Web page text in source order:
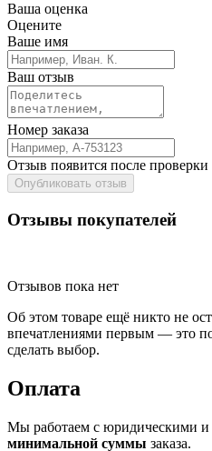
Ваша оценка
Оцените
Ваше имя
Ваш отзыв
Номер заказа
Отзыв появится после
Опубликовать отзыв
Отзывы покупателей
Отзывов пока нет
Об этом товаре ещё никто не
впечатлениями первым — это
сделать выбор.
Оплата
Мы работаем с юридическими
минимальной суммы заказа.